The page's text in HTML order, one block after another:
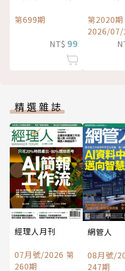
第699期
NT$ 99
第2020期
2026/07/
精選雜誌
經理人月刊
07月號/2026 第
260期
網管人
08月號/
247期